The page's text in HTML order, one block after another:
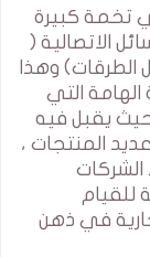
تخمة كبيرة
الاتصالية (
الطرقات) وهذا
الهامة التي
حيث يقبل فيه
المنتجات ،
الشركات
للقيام
في ذهن